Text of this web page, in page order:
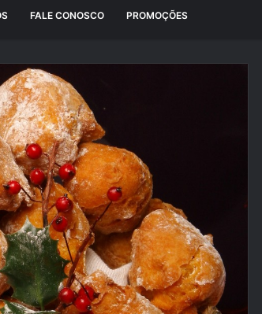
FALE CONOSCO PROMOÇÕES